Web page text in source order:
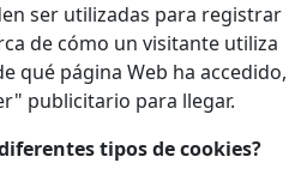
ser utilizadas para registrar
de cómo un visitante utiliza
qué página Web ha accedido,
publicitario para llegar.
tipos de cookies?